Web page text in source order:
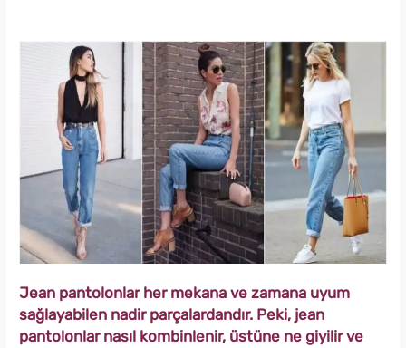
Jean pantolonlar her mekana ve zamana uyum
sağlayabilen nadir parçalardandır. Peki, jean
pantolonlar nasıl kombinlenir, üstüne ne giyilir ve